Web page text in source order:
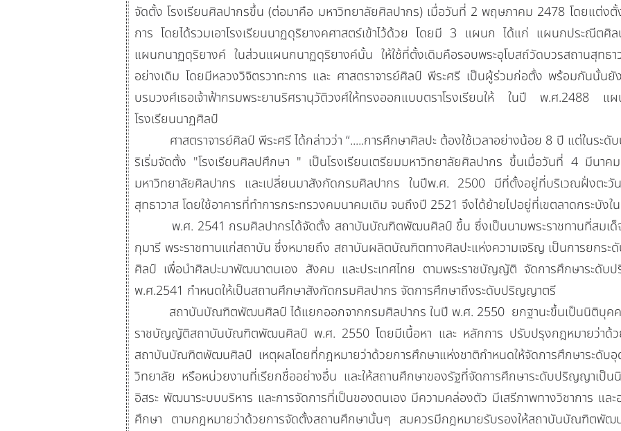
จัดตั้ง โรงเรียนศิลปากรขึ้น (ต่อมาคือ มหาวิทยาลัยศิลปากร) เมื่อวันที่ 2 พฤษภาคม 2478 โดยแต่งตั้
การ โดยได้รวมเอาโรงเรียนนาฏดุริยางคศาสตร์เข้าไว้ด้วย โดยมี 3 แผนก ได้แก่ แผนกประณีต
แผนกนาฏดุริยางค์ ในส่วนแผนกนาฏดุริยางค์นั้น ให้ใช้ที่ตั้งเดิมคือรอบพระอุโบสถ์วัดบวรสถานสุทธาว
อย่างเดิม โดยมีหลวงวิจิตรวาทะการ และ ศาสตราจารย์ศิลป์ พีระศรี เป็นผู้ร่วมก่อตั้ง พร้อมกันนั้นยัง
บรมวงศ์เธอเจ้าฟ้ากรมพระยานริศรานุวัติวงศ์ให้ทรงออกแบบตราโรงเรียนให้ ในปี พ.ศ.2488 แ
โรงเรียนนาฏศิลป์
ศาสตราจารย์ศิลป์ พีระศรี ได้กล่าวว่า “.....การศึกษาศิลปะ ต้องใช้เวลาอย่างน้อย 8 ปี แต่ในระดับ
ริเริ่มจัดตั้ง "โรงเรียนศิลปศึกษา " เป็นโรงเรียนเตรียมมหาวิทยาลัยศิลปากร ขึ้นเมื่อวันที่ 4 มีนา
มหาวิทยาลัยศิลปากร และเปลี่ยนมาสังกัดกรมศิลปากร ในปีพ.ศ. 2500 มีที่ตั้งอยู่ที่บริเวณฝั่งตะวั
สุทธาวาส โดยใช้อาคารที่ทำการกระทรวงคมนาคมเดิม จนถึงปี 2521 จึงได้ย้ายไปอยู่ที่เขตลาดกระบังใ
พ.ศ. 2541 กรมศิลปากรได้จัดตั้ง สถาบันบัณฑิตพัฒนศิลป์ ขึ้น ซึ่งเป็นนามพระราชทานที่สมเด็จ
กุมารี พระราชทานแก่สถาบัน ซึ่งหมายถึง สถาบันผลิตบัณฑิตทางศิลปะแห่งความเจริญ เป็นการยกระ
ศิลป์ เพื่อนำศิลปะมาพัฒนาตนเอง สังคม และประเทศไทย ตามพระราชบัญญัติ จัดการศึกษาระดั
พ.ศ.2541 กำหนดให้เป็นสถานศึกษาสังกัดกรมศิลปากร จัดการศึกษาถึงระดับปริญญาตรี
สถาบันบัณฑิตพัฒนศิลป์ ได้แยกออกจากกรมศิลปากร ในปี พ.ศ. 2550 ยกฐานะขึ้นเป็นนิติบุคค
ราชบัญญัติสถาบันบัณฑิตพัฒนศิลป์ พ.ศ. 2550 โดยมีเนื้อหา และ หลักการ ปรับปรุงกฎหมายว่าด้ว
สถาบันบัณฑิตพัฒนศิลป์ เหตุผลโดยที่กฎหมายว่าด้วยการศึกษาแห่งชาติกำหนดให้จัดการศึกษาระดับ
วิทยาลัย หรือหน่วยงานที่เรียกชื่ออย่างอื่น และให้สถานศึกษาของรัฐที่จัดการศึกษาระดับปริญญาเป็น
อิสระ พัฒนาระบบบริหาร และการจัดการที่เป็นของตนเอง มีความคล่องตัว มีเสรีภาพทางวิชาการ แล
ศึกษา ตามกฎหมายว่าด้วยการจัดตั้งสถานศึกษานั้นๆ สมควรมีกฎหมายรับรองให้สถาบันบัณฑิตพัฒ